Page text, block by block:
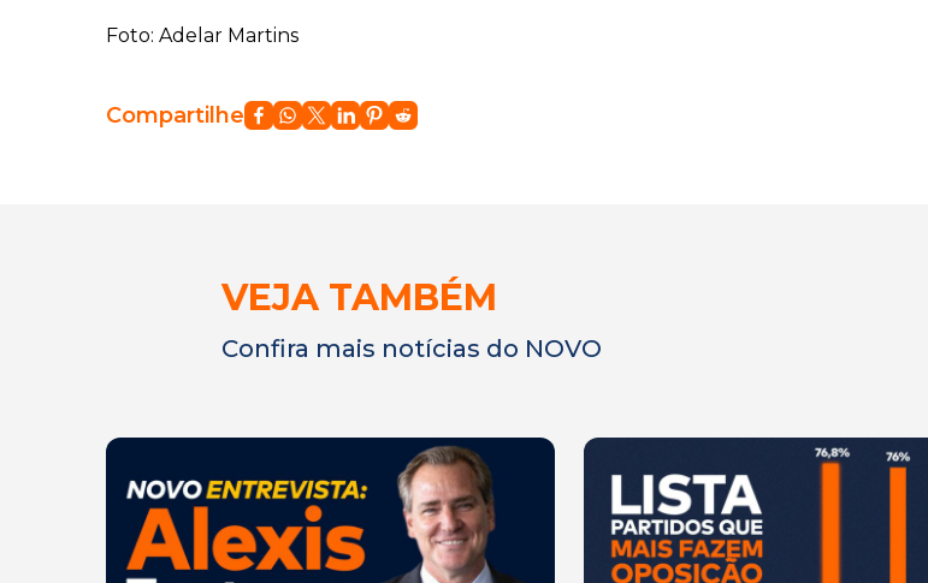
Foto: Adelar Martins
Compartilhe
VEJA TAMBÉM
Confira mais notícias do NOVO